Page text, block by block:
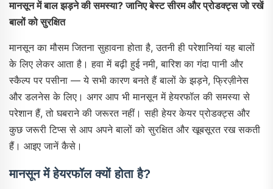
मानसून में बाल झड़ने की समस्या? जानिए बेस्ट सीरम और प्रोडक्ट्स जो रखें
बालों को सुरक्षित
मानसून का मौसम जितना सुहावना होता है, उतनी ही परेशानियां यह बालों
के लिए लेकर आता है। हवा में बढ़ी हुई नमी, बारिश का गंदा पानी और
स्कैल्प पर पसीना — ये सभी कारण बनते हैं बालों के झड़ने, फ्रिज़ीनेस
और डलनेस के लिए। अगर आप भी मानसून में हेयरफॉल की समस्या से
परेशान हैं, तो घबराने की जरूरत नहीं। सही हेयर केयर प्रोडक्ट्स और
कुछ जरूरी टिप्स से आप अपने बालों को सुरक्षित और खूबसूरत रख सकती
हैं। आइए जानें कैसे।
मानसून में हेयरफॉल क्यों होता है?